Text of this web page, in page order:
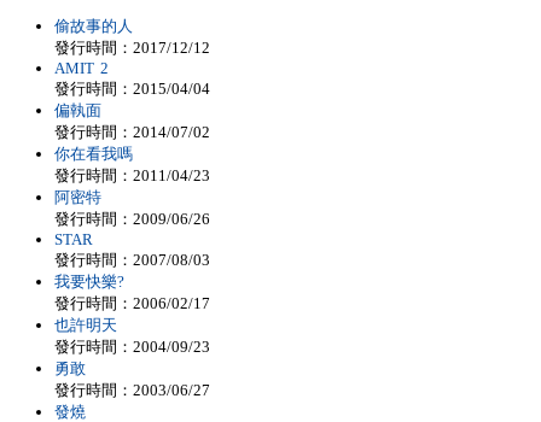
偷故事的人
發行時間：2017/12/12
AMIT 2
發行時間：2015/04/04
偏執面
發行時間：2014/07/02
你在看我嗎
發行時間：2011/04/23
阿密特
發行時間：2009/06/26
STAR
發行時間：2007/08/03
我要快樂?
發行時間：2006/02/17
也許明天
發行時間：2004/09/23
勇敢
發行時間：2003/06/27
發燒